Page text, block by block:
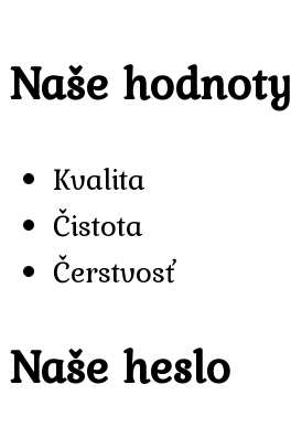
Naše hodnoty
Kvalita
Čistota
Čerstvosť
Naše heslo